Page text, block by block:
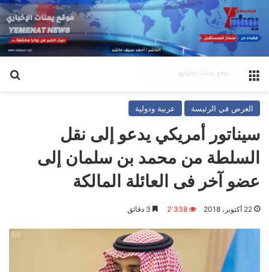
القائمة
العرض في الرئيسة عربية ودولية
سيناتور أمريكي يدعو إلى نقل
السلطة من محمد بن سلمان إلى
عضو آخر فى العائلة المالكة
22 أكتوبر، 2018 2٬338